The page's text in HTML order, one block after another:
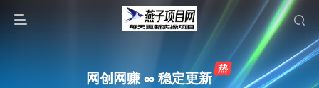
网创网赚 ∞ 稳定更新